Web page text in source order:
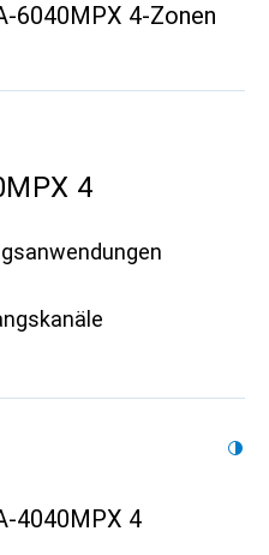
6040MPX 4-Zonen
4
4040MPX 4